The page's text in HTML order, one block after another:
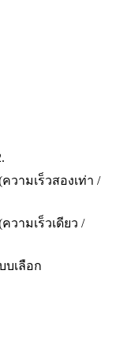
ามเร็วสองเท่า /
ามเร็วเดียว /
บเลือก